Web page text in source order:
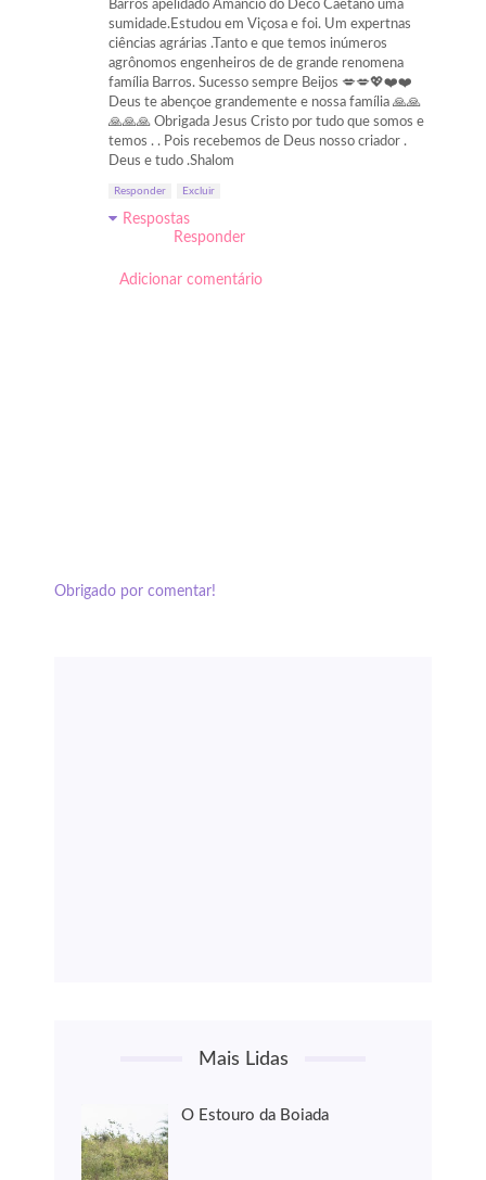
Barros apelidado Amancio do Deco Caetano uma
sumidade.Estudou em Viçosa e foi. Um expertnas
ciências agrárias .Tanto e que temos inúmeros
agrônomos engenheiros de de grande renomena
família Barros. Sucesso sempre Beijos 💋💋💖❤️❤️
Deus te abençoe grandemente e nossa família 🙏🙏
🙏🙏🙏 Obrigada Jesus Cristo por tudo que somos e
temos . . Pois recebemos de Deus nosso criador .
Deus e tudo .Shalom
Responder Excluir
Respostas
Responder
Adicionar comentário
Obrigado por comentar!
Mais Lidas
O Estouro da Boiada